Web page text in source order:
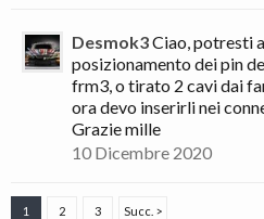
Desmok3Ciao, potresti
posizionamento dei pin
frm3, o tirato 2 cavi dai
ora devo inserirli nei
Grazie mille
10 Dicembre 2020
1 2 3 Succ. >